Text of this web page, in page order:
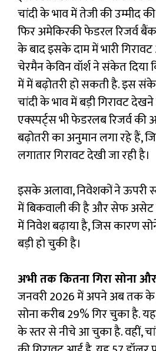
चांदी के भाव में तेजी की उम्‍मीद
फिर अमेकिरकी फेडरल रिजर्व
के बाद इसके दाम में भारी
चेरमैन केविन वॉर्श ने संकेत दिया
में में बढ़ोतरी हो सकती है. इस
चांदी के भाव में बड़ी गिरावट
एक्‍स्‍पर्ट्स भी फेडरलब रिजर्व की
बढ़ोतरी का अनुमान लगा रहे हैं,
लगातार गिरावट देखी जा रही है।
इसके अलावा, निवेशकों ने ऊपरी
में बिकवाली की है और सेफ असेट
में निवेश बढ़ाया है, जिस कारण
बड़ी हो चुकी है।
अभी तक कितना गिरा सोना
जनवरी 2026 में अपने अब तक
सोना करीब 29% गिर चुका है.
के स्तर से नीचे आ चुका है. वहीं,